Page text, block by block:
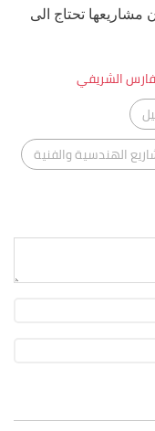
تحتاج الى
فارس الشريفي
الهندسية والفنية